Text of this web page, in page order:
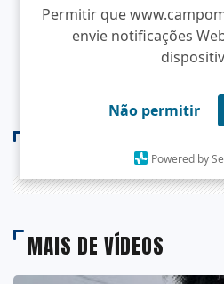
Permitir que
envie notificações
Não permitir
Powered by
COMENTÁRIOS
MAIS DE VÍDEOS